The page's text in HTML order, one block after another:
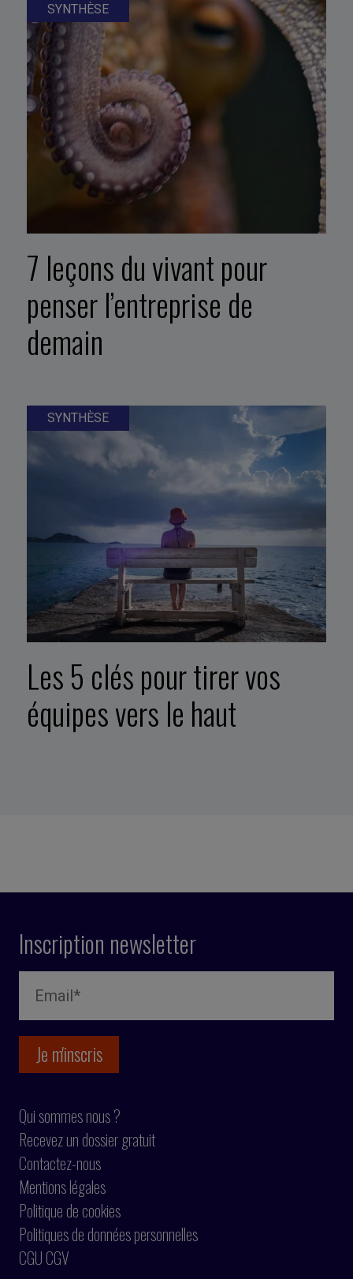
SYNTHÈSE
7 leçons du vivant pour
penser l’entreprise de
demain
SYNTHÈSE
Les 5 clés pour tirer vos
équipes vers le haut
Inscription newsletter
Qui sommes nous ?
Recevez un dossier gratuit
Contactez-nous
Mentions légales
Politique de cookies
Politiques de données personnelles
CGU CGV